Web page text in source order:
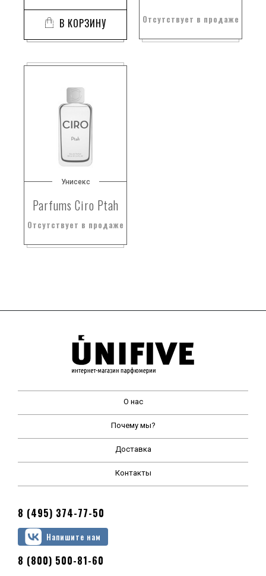
В КОРЗИНУ Отсутствует в продаже
Унисекс
Parfums Ciro Ptah
Отсутствует в продаже
О нас
Почему мы?
Доставка
Контакты
8 (495) 374-77-50
Напишите нам
8 (800) 500-81-60